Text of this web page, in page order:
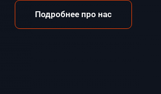
Подробнее про нас